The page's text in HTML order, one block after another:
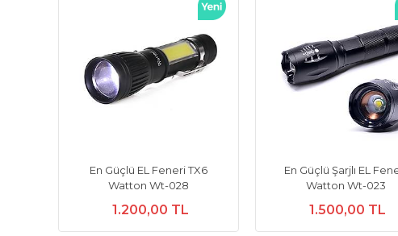
En Güçlü EL Feneri TX6
Watton Wt-028
1.200,00 TL
En Güçlü Şarjlı EL
Watton Wt-023
1.500,00 TL